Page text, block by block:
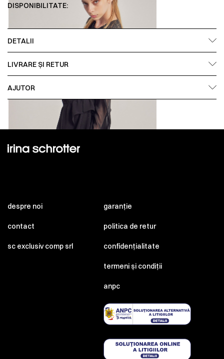
DISPONIBILITATE:
DETALII
LIVRARE ȘI RETUR
AJUTOR
despre noi
contact
sc exclusiv comp srl
garanție
politica de retur
confidențialitate
termeni și condiții
anpc